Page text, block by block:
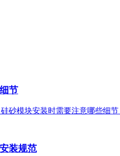
节
砂模块安装时需要注意哪些细
装规范